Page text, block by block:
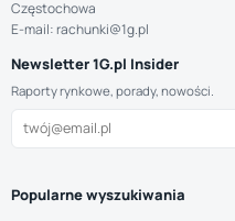
Częstochowa
E-mail: rachunki@1g.pl
Newsletter 1G.pl Insider
Raporty rynkowe, porady, nowości.
Popularne wyszukiwania